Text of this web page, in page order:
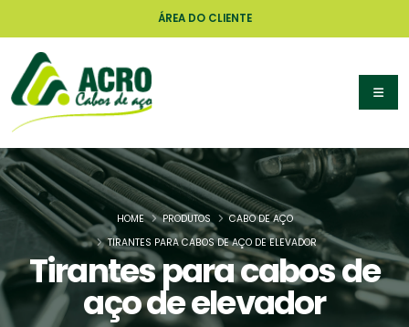
ÁREA DO CLIENTE
Tirantes para cabos de
aço de elevador
HOME PRODUTOS
CABO DE AÇO
TIRANTES PARA CABOS DE AÇO DE ELEVADOR